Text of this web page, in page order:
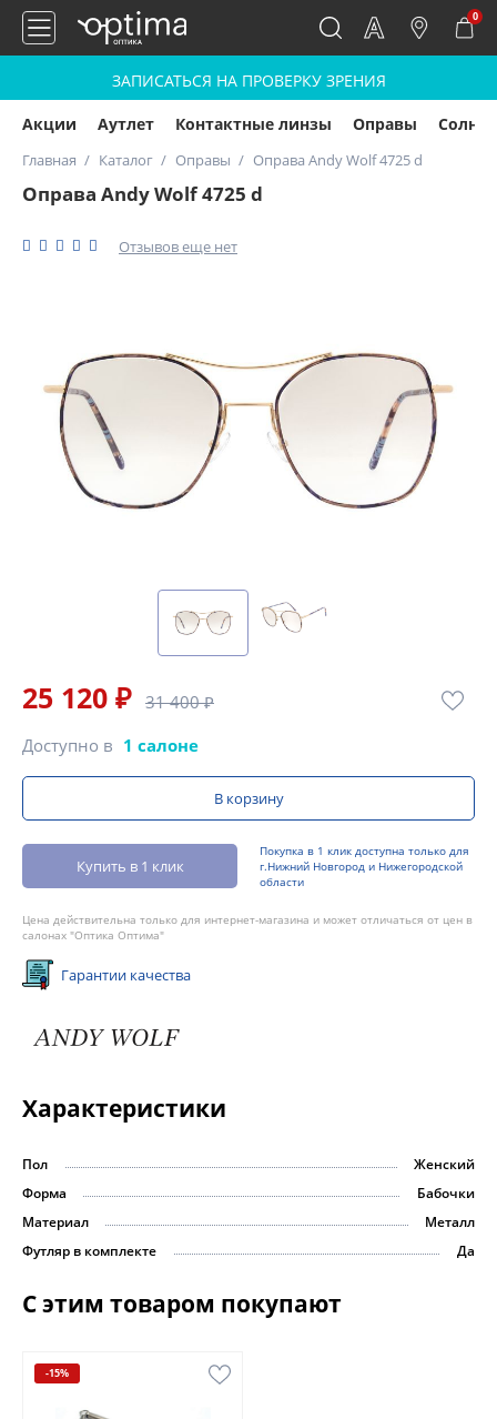
0
ЗАПИСАТЬСЯ НА ПРОВЕРКУ ЗРЕНИЯ
Акции Аутлет Контактные линзы Оправы
Главная Каталог Оправы Оправа Andy Wolf 4725 d
Оправа Andy Wolf 4725 d
Отзывов еще нет
25 120 ₽ 31 400 ₽
Доступно в 1 салоне
В корзину
Купить в 1 клик
Покупка в 1 клик доступна только для
г.Нижний Новгород и Нижегородской
области
Цена действительна только для интернет-магазина и может отличаться от цен в
салонах "Оптика Оптима"
Гарантии качества
Характеристики
Пол
Женский
Форма
Бабочки
Материал
Металл
Футляр в комплекте
Да
С этим товаром покупают
-15%